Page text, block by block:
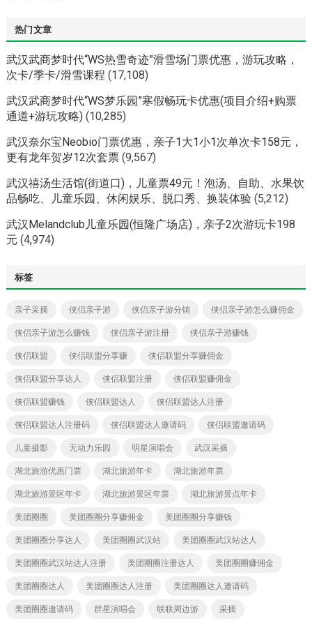
热门文章
武汉武商梦时代“WS热雪奇迹”滑雪场门票优惠，游玩攻略，
次卡/季卡/滑雪课程 (17,108)
武汉武商梦时代“WS梦乐园”寒假畅玩卡优惠(项目介绍+购票
通道+游玩攻略) (10,285)
武汉奈尔宝Neobio门票优惠，亲子1大1小1次单次卡158元，
更有龙年贺岁12次套票 (9,567)
武汉禧汤生活馆(街道口)，儿童票49元！泡汤、自助、水果饮
品畅吃、儿童乐园、休闲娱乐、脱口秀、换装体验 (5,212)
武汉Melandclub儿童乐园(恒隆广场店)，亲子2次游玩卡198
元 (4,974)
标签
亲子采摘 侠侣亲子游 侠侣亲子游分销 侠侣亲子游怎么赚佣金
侠侣亲子游怎么赚钱 侠侣亲子游注册 侠侣亲子游赚钱
侠侣联盟 侠侣联盟分享赚 侠侣联盟分享赚佣金
侠侣联盟分享达人 侠侣联盟注册 侠侣联盟赚佣金
侠侣联盟赚钱 侠侣联盟达人 侠侣联盟达人注册
侠侣联盟达人注册码 侠侣联盟达人邀请码 侠侣联盟邀请码
儿童摄影 无动力乐园 明星演唱会 武汉采摘
湖北旅游优惠门票 湖北旅游年卡 湖北旅游年票
湖北旅游景区年卡 湖北旅游景区年票 湖北旅游景点年卡
美团圈圈 美团圈圈分享赚佣金 美团圈圈分享赚钱
美团圈圈分享达人 美团圈圈武汉站 美团圈圈武汉站达人
美团圈圈武汉站达人注册 美团圈圈注册达人 美团圈圈赚佣金
美团圈圈达人 美团圈圈达人注册 美团圈圈达人邀请码
美团圈圈邀请码 群星演唱会 联联周边游 采摘